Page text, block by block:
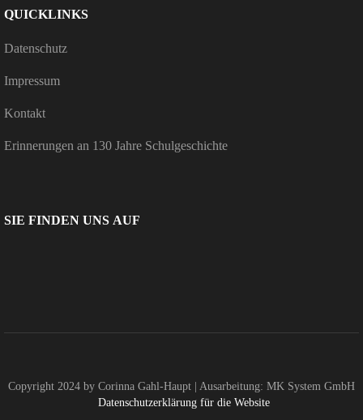
QUICK­LINKS
Daten­schutz
Impressum
Kontakt
Erin­ne­rungen an 130 Jahre Schulgeschichte
SIE FINDEN UNS AUF
Copyright 2024 by Corinna Gahl-Haupt | Ausarbeitung: MK System GmbH
Daten­schutz­er­klä­rung für die Website